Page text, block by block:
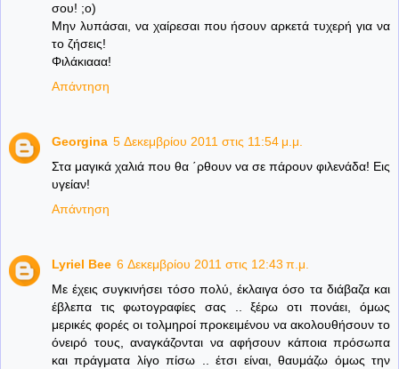
σου! ;ο)
Μην λυπάσαι, να χαίρεσαι που ήσουν αρκετά τυχερή για να
το ζήσεις!
Φιλάκιααα!
Απάντηση
Georgina 5 Δεκεμβρίου 2011 στις 11:54 μ.μ.
Στα μαγικά χαλιά που θα ΄ρθουν να σε πάρουν φιλενάδα! Εις
υγείαν!
Απάντηση
Lyriel Bee 6 Δεκεμβρίου 2011 στις 12:43 π.μ.
Με έχεις συγκινήσει τόσο πολύ, έκλαιγα όσο τα διάβαζα και
έβλεπα τις φωτογραφίες σας .. ξέρω οτι πονάει, όμως
μερικές φορές οι τολμηροί προκειμένου να ακολουθήσουν το
όνειρό τους, αναγκάζονται να αφήσουν κάποια πρόσωπα
και πράγματα λίγο πίσω .. έτσι είναι, θαυμάζω όμως την